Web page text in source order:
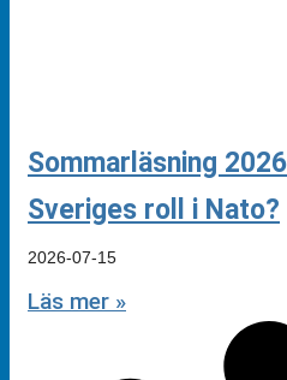
Sommarläsning
Sveriges roll i Nato?
2026-07-15
Läs mer »